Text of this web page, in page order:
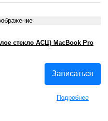
Записаться
Подробнее
стекло АСЦ) MacBook Pro